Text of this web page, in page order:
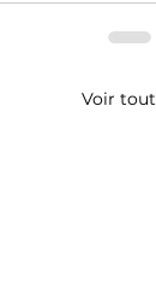
Voir tout